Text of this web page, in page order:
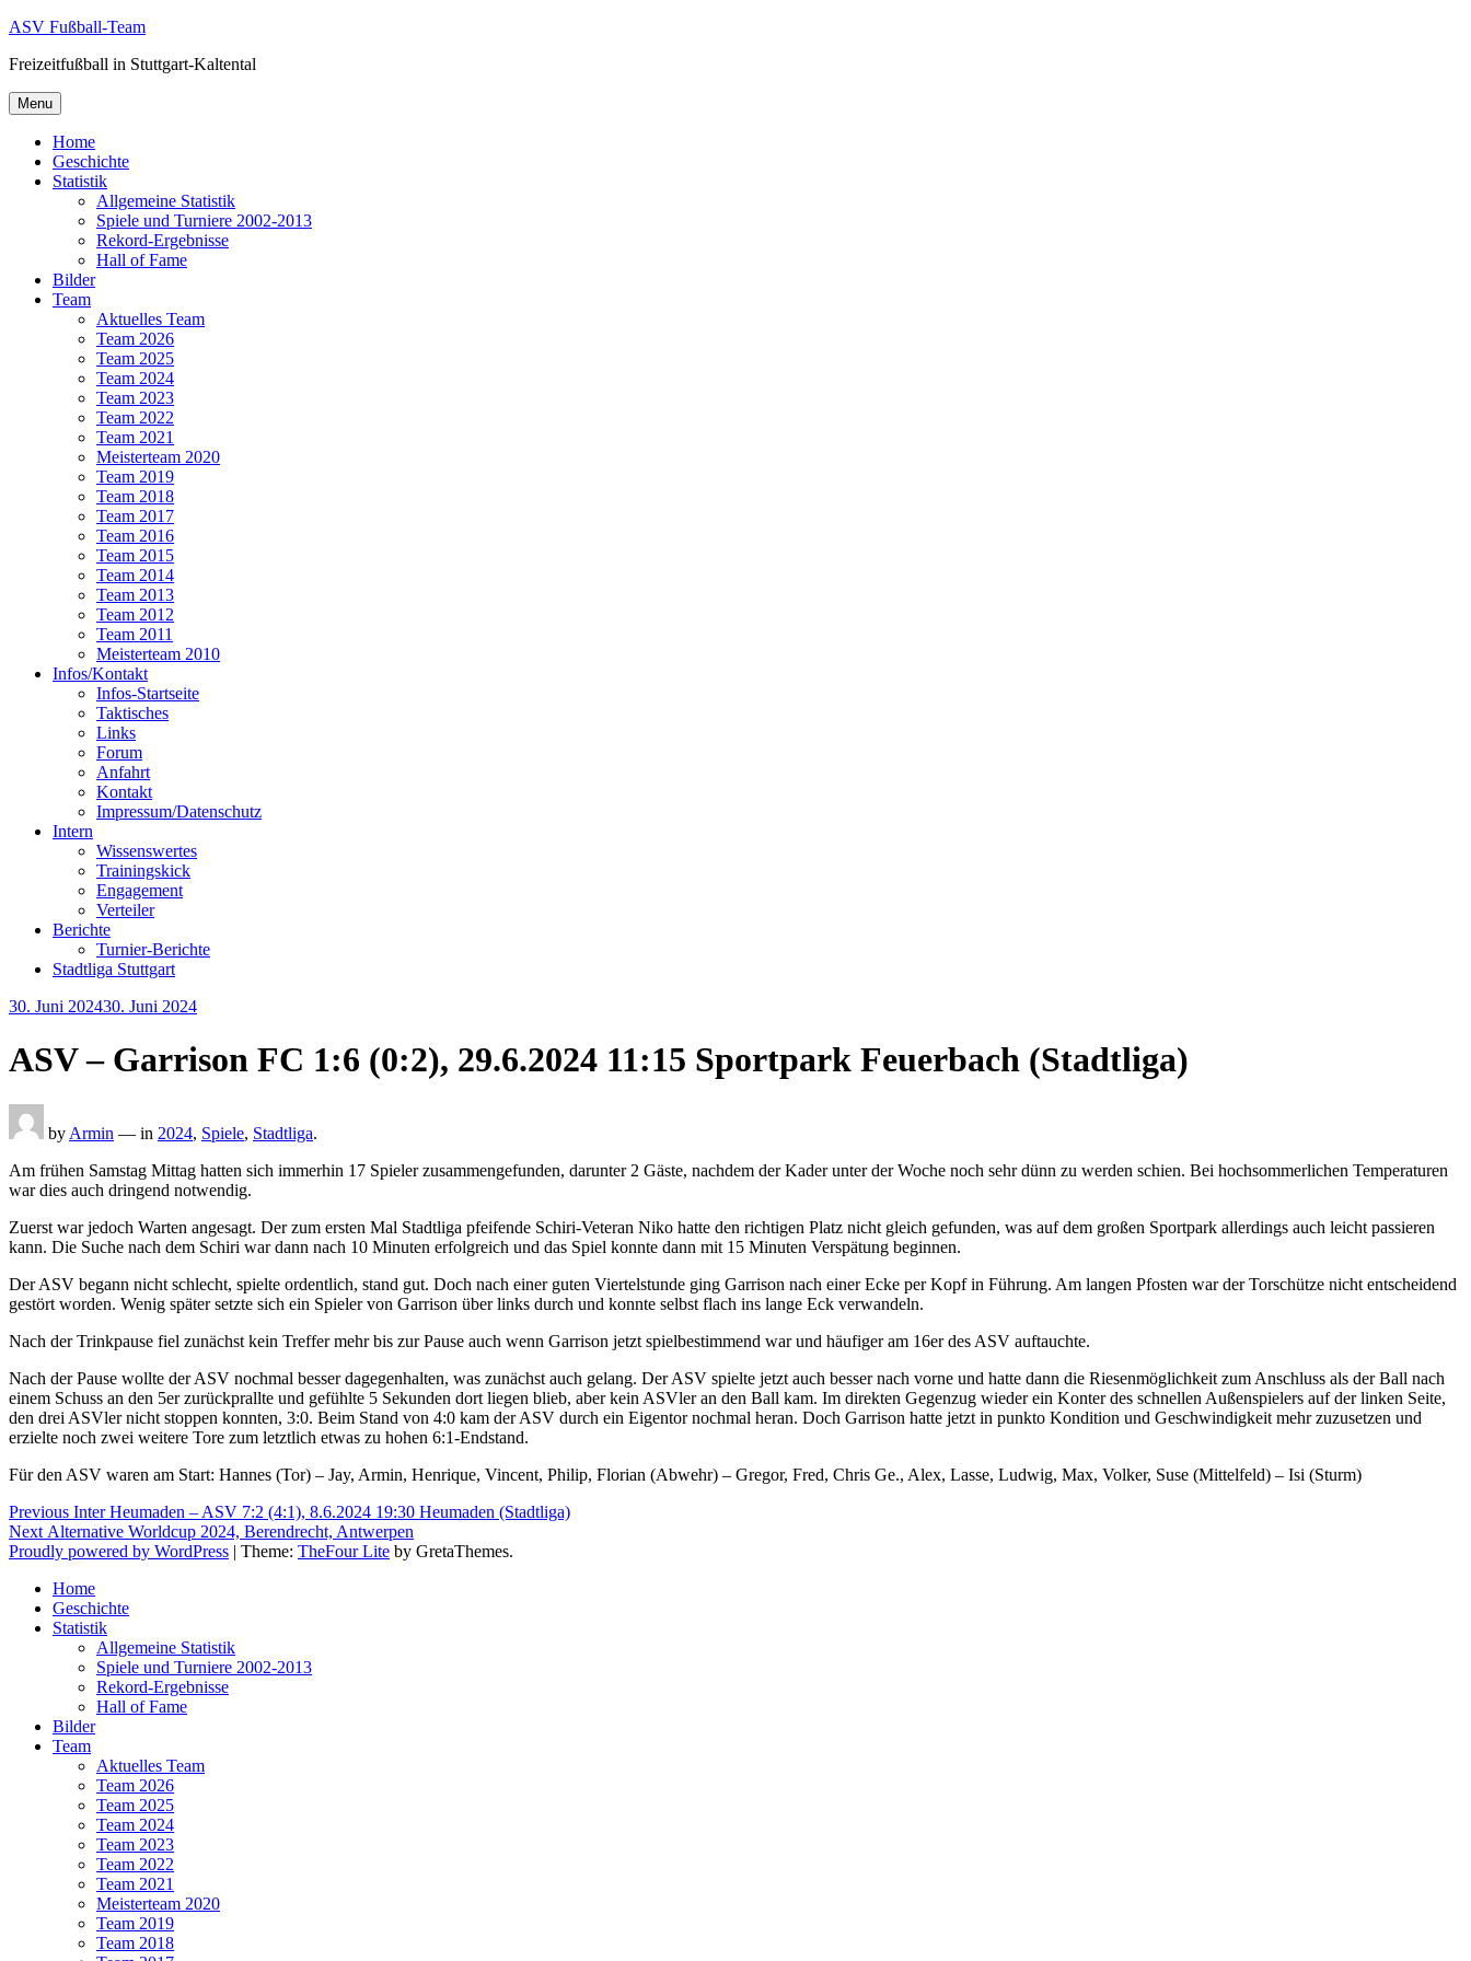
Skip
content
ASV Fußball-Team
Freizeitfußball in Stuttgart-Kaltental
Menu
Home
Geschichte
Statistik
Allgemeine Statistik
Spiele und Turniere 2002-2013
Rekord-Ergebnisse
Hall of Fame
Bilder
Team
Aktuelles Team
Team 2026
Team 2025
Team 2024
Team 2023
Team 2022
Team 2021
Meisterteam 2020
Team 2019
Team 2018
Team 2017
Team 2016
Team 2015
Team 2014
Team 2013
Team 2012
Team 2011
Meisterteam 2010
Infos/Kontakt
Infos-Startseite
Taktisches
Links
Forum
Anfahrt
Kontakt
Impressum/Datenschutz
Intern
Wissenswertes
Trainingskick
Engagement
Verteiler
Berichte
Turnier-Berichte
Stadtliga Stuttgart
Posted
30. Juni 202430. Juni 2024
ASV – Garrison FC 1:6 (0:2), 29.6.2024 11:15 Sportpark Feuerbach (Stadtliga)
by Armin — in 2024, Spiele, Stadtliga.
Am frühen Samstag Mittag hatten sich immerhin 17 Spieler zusammengefunden, darunter 2 Gäste, nachdem der Kader unter der Woche noch sehr dünn zu werden schien. Bei hochsommerlichen Temperaturen
war dies auch dringend notwendig.
Zuerst war jedoch Warten angesagt. Der zum ersten Mal Stadtliga pfeifende Schiri-Veteran Niko hatte den richtigen Platz nicht gleich gefunden, was auf dem großen Sportpark allerdings auch leicht passieren
kann. Die Suche nach dem Schiri war dann nach 10 Minuten erfolgreich und das Spiel konnte dann mit 15 Minuten Verspätung beginnen.
Der ASV begann nicht schlecht, spielte ordentlich, stand gut. Doch nach einer guten Viertelstunde ging Garrison nach einer Ecke per Kopf in Führung. Am langen Pfosten war der Torschütze nicht entscheidend
gestört worden. Wenig später setzte sich ein Spieler von Garrison über links durch und konnte selbst flach ins lange Eck verwandeln.
Nach der Trinkpause fiel zunächst kein Treffer mehr bis zur Pause auch wenn Garrison jetzt spielbestimmend war und häufiger am 16er des ASV auftauchte.
Nach der Pause wollte der ASV nochmal besser dagegenhalten, was zunächst auch gelang. Der ASV spielte jetzt auch besser nach vorne und hatte dann die Riesenmöglichkeit zum Anschluss als der Ball nach
einem Schuss an den 5er zurückprallte und gefühlte 5 Sekunden dort liegen blieb, aber kein ASVler an den Ball kam. Im direkten Gegenzug wieder ein Konter des schnellen Außenspielers auf der linken Seite,
den drei ASVler nicht stoppen konnten, 3:0. Beim Stand von 4:0 kam der ASV durch ein Eigentor nochmal heran. Doch Garrison hatte jetzt in punkto Kondition und Geschwindigkeit mehr zuzusetzen und
erzielte noch zwei weitere Tore zum letztlich etwas zu hohen 6:1-Endstand.
Für den ASV waren am Start: Hannes (Tor) – Jay, Armin, Henrique, Vincent, Philip, Florian (Abwehr) – Gregor, Fred, Chris Ge., Alex, Lasse, Ludwig, Max, Volker, Suse (Mittelfeld) – Isi (Sturm)
Beitragsnavigation
Previous Previous
post:
Inter Heumaden – ASV 7:2 (4:1), 8.6.2024 19:30 Heumaden (Stadtliga)
Next Next
post:
Alternative Worldcup 2024, Berendrecht, Antwerpen
Proudly powered by WordPress | Theme: TheFour Lite by GretaThemes.
Home
Geschichte
Statistik
Allgemeine Statistik
Spiele und Turniere 2002-2013
Rekord-Ergebnisse
Hall of Fame
Bilder
Team
Aktuelles Team
Team 2026
Team 2025
Team 2024
Team 2023
Team 2022
Team 2021
Meisterteam 2020
Team 2019
Team 2018